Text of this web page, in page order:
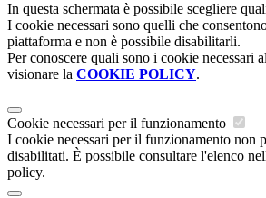
In questa schermata è possibile scegliere
I cookie necessari sono quelli che
piattaforma e non è possibile disabilitarli.
Per conoscere quali sono i cookie necessari
visionare la COOKIE POLICY.
Cookie necessari per il funzionamento
I cookie necessari per il funzionamento non
disabilitati. È possibile consultare l'elenco
policy.